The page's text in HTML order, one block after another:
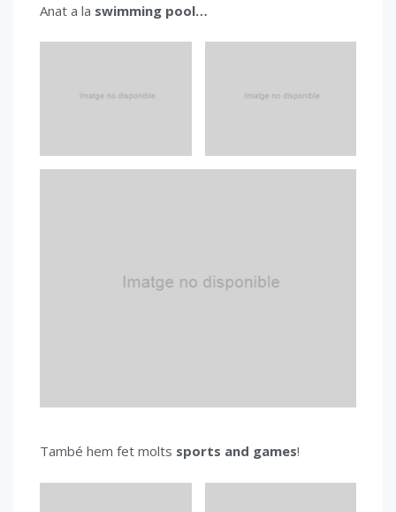
Anat a la swimming pool…
També hem fet molts sports and games!